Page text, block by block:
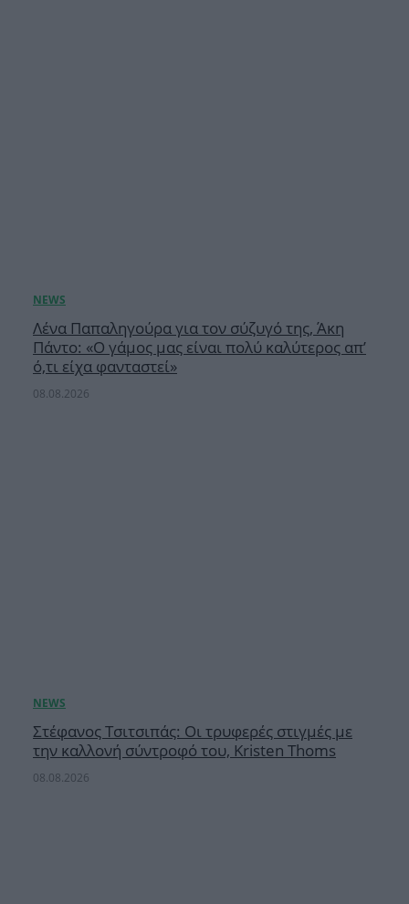
Λένα Παπαληγούρα για τον σύζυγό της, Άκη
Πάντο: «Ο γάμος μας είναι πολύ καλύτερος απ’
ό,τι είχα φανταστεί»
08.08.2026
Στέφανος Τσιτσιπάς: Οι τρυφερές στιγμές με
την καλλονή σύντροφό του, Kristen Thoms
08.08.2026